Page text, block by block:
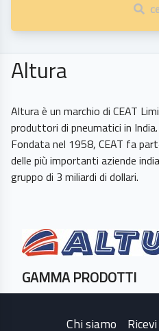
Altura
Altura è un marchio di CEAT
produttori di pneumatici in India.
Fondata nel 1958, CEAT fa
delle più importanti aziende
gruppo di 3 miliardi di dollari.
GAMMA PRODOTTI
Chi siamo